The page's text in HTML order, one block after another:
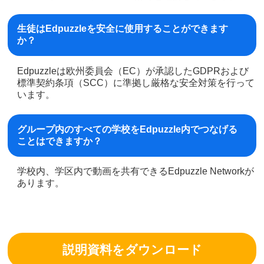
生徒はEdpuzzleを安全に使用することができます
か？
Edpuzzleは欧州委員会（EC）が承認したGDPRおよび
標準契約条項（SCC）に準拠し厳格な安全対策を行って
います。
グループ内のすべての学校をEdpuzzle内でつなげる
ことはできますか？
学校内、学区内で動画を共有できるEdpuzzle Networkが
あります。
説明資料をダウンロード